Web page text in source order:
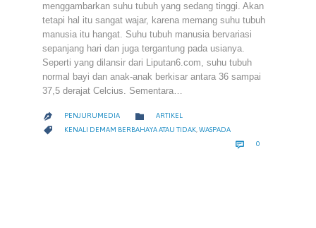
menggambarkan suhu tubuh yang sedang tinggi. Akan
tetapi hal itu sangat wajar, karena memang suhu tubuh
manusia itu hangat. Suhu tubuh manusia bervariasi
sepanjang hari dan juga tergantung pada usianya.
Seperti yang dilansir dari Liputan6.com, suhu tubuh
normal bayi dan anak-anak berkisar antara 36 sampai
37,5 derajat Celcius. Sementara…
 PENJURUMEDIA  CATEGORY
ARTIKEL
 CATEGORY
KENALI DEMAM BERBAHAYA ATAU TIDAK,WASPADA
 0COMMENTS